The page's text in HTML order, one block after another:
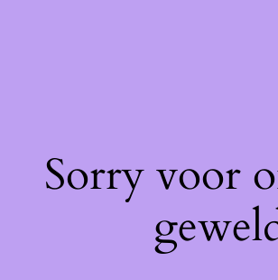
Sorry voor